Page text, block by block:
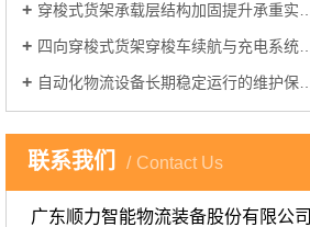
穿梭式货架承载层结构加固提升承重实操方案
四向穿梭式货架穿梭车续航与充电系统优化方案
自动化物流设备长期稳定运行的维护保养关键要点
联系我们 Contact Us
广东顺力智能物流装备股份有限公司